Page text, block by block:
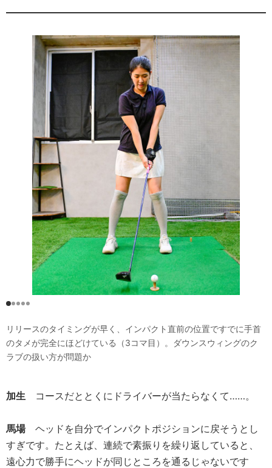
リリースのタイミングが早く、インパクト直前の位置ですでに手首
のタメが完全にほどけている（3コマ目）。ダウンスウィングのク
ラブの扱い方が問題か
加生 コースだととくにドライバーが当たらなくて……。
馬場ヘッドを自分でインパクトポジションに戻そうとし
すぎです。たとえば、連続で素振りを繰り返していると、
遠心力で勝手にヘッドが同じところを通るじゃないです